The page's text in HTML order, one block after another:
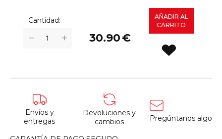
Cantidad:
+
− 30.90€
AÑADIR AL
CARRITO
Envíos y
entregas
Devoluciones y
cambios
Pregúntanos algo